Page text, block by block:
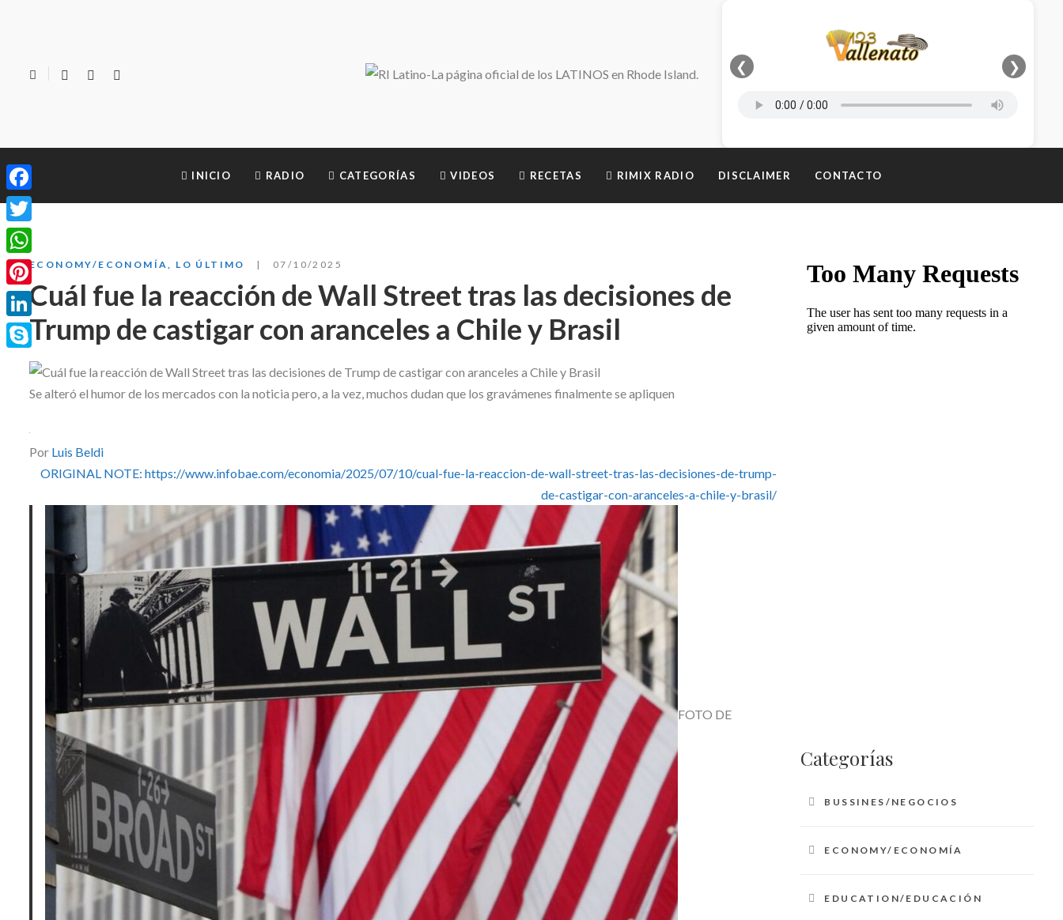
❮ ❯
INICIO RADIO CATEGORÍAS VIDEOS RECETAS RIMIX RADIO DISCLAIMER CONTACTO
ECONOMY/ECONOMÍA LO ÚLTIMO 07/10/2025
Cuál fue la reacción de Wall Street tras las decisiones de
Trump de castigar con aranceles a Chile y Brasil
Se alteró el humor de los mercados con la noticia pero, a la vez, muchos dudan que los gravámenes finalmente se apliquen
Por Luis Beldi
ORIGINAL NOTE: https://www.infobae.com/economia/2025/07/10/cual-fue-la-reaccion-de-wall-street-tras-las-decisiones-de-trump-
de-castigar-con-aranceles-a-chile-y-brasil/
FOTO DE
Categorías
BUSSINES/NEGOCIOS
ECONOMY/ECONOMÍA
EDUCATION/EDUCACIÓN
Facebook
Twitter
WhatsApp
Pinterest
LinkedIn
Skype